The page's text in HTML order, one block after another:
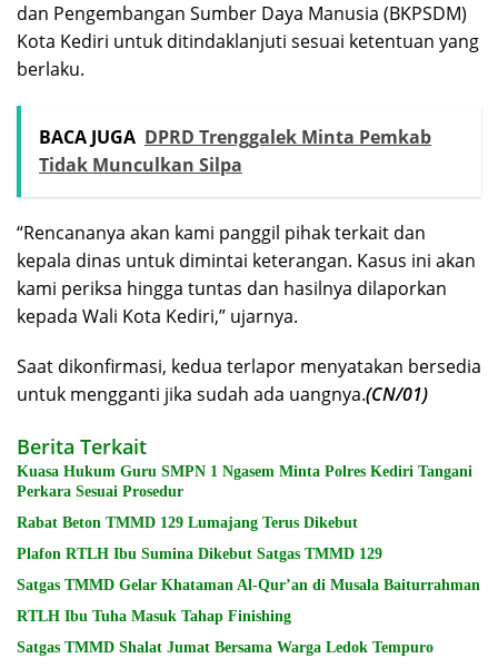
dan Pengembangan Sumber Daya Manusia (BKPSDM)
Kota Kediri untuk ditindaklanjuti sesuai ketentuan yang
berlaku.
BACA JUGA DPRD Trenggalek Minta Pemkab
Tidak Munculkan Silpa
“Rencananya akan kami panggil pihak terkait dan
kepala dinas untuk dimintai keterangan. Kasus ini akan
kami periksa hingga tuntas dan hasilnya dilaporkan
kepada Wali Kota Kediri,” ujarnya.
Saat dikonfirmasi, kedua terlapor menyatakan bersedia
untuk mengganti jika sudah ada uangnya.(CN/01)
Berita Terkait
Kuasa Hukum Guru SMPN 1 Ngasem Minta Polres Kediri Tangani
Perkara Sesuai Prosedur
Rabat Beton TMMD 129 Lumajang Terus Dikebut
Plafon RTLH Ibu Sumina Dikebut Satgas TMMD 129
Satgas TMMD Gelar Khataman Al-Qur’an di Musala Baiturrahman
RTLH Ibu Tuha Masuk Tahap Finishing
Satgas TMMD Shalat Jumat Bersama Warga Ledok Tempuro